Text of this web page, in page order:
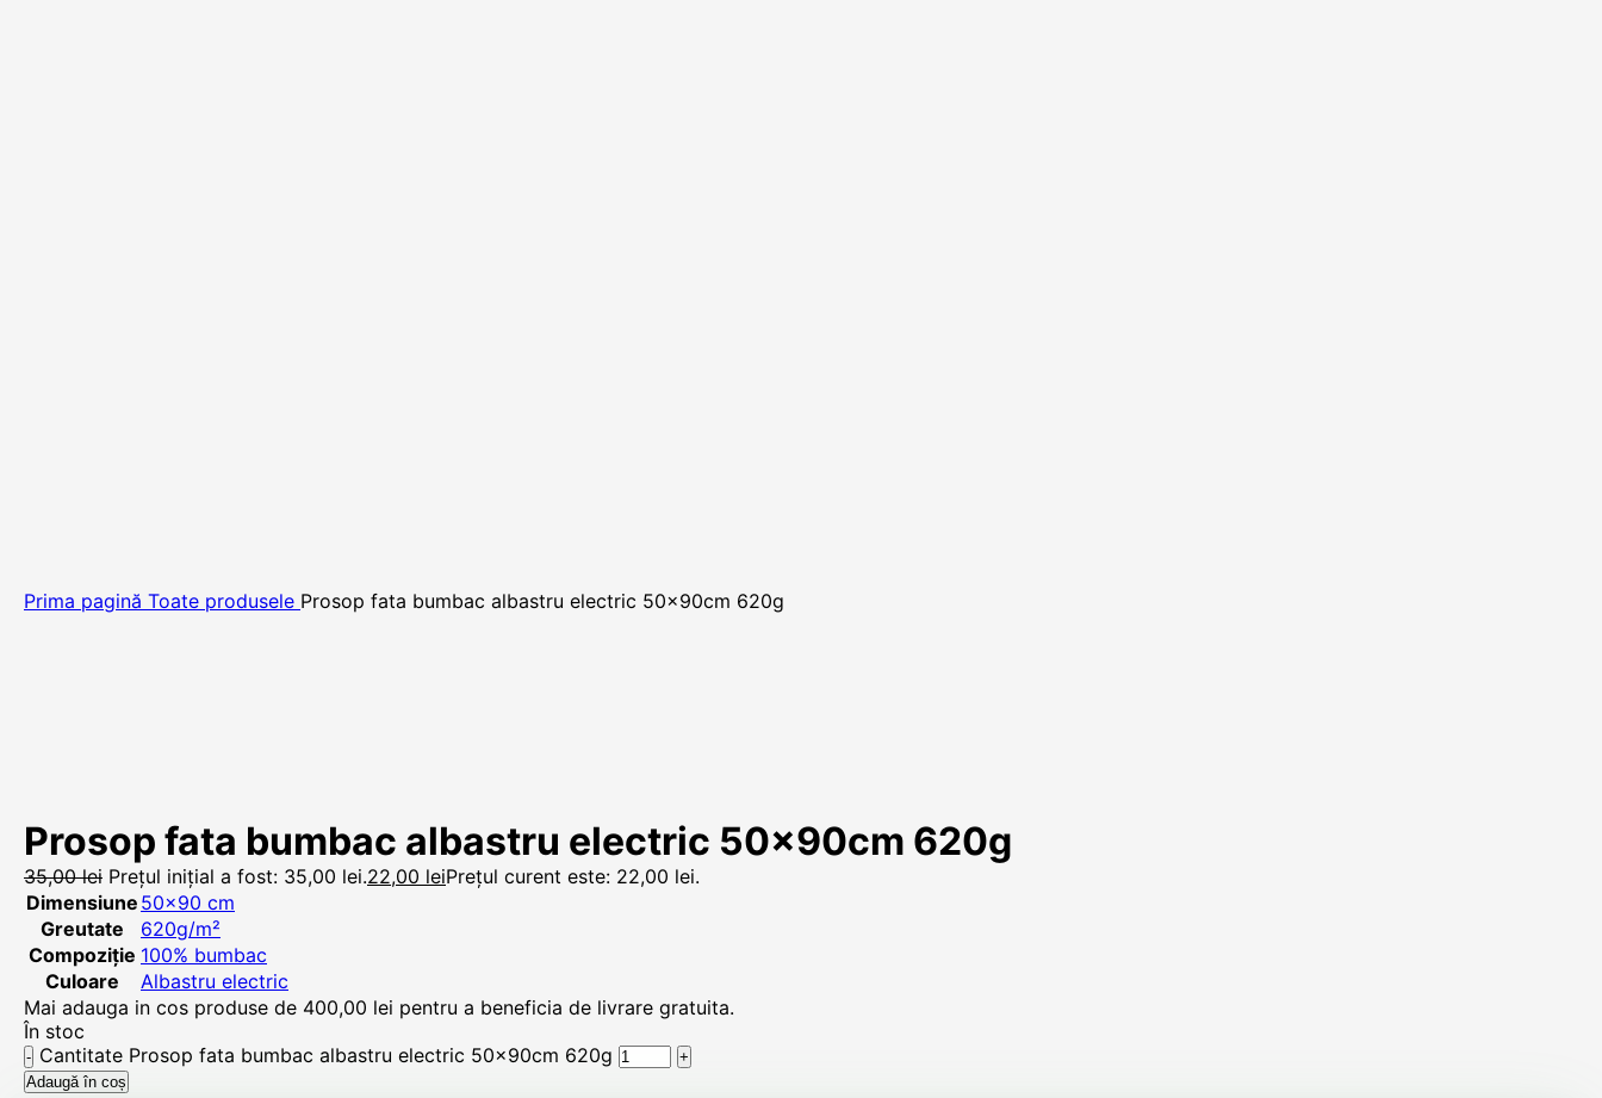
Prima pagină Toate produsele Prosop fata bumbac albastru electric 50x90cm 620g
Prosop fata bumbac albastru electric 50x90cm 620g
35,00lei Prețul inițial a fost: 35,00 lei.22,00 leiPrețul curent este: 22,00 lei.
Dimensiune 50×90 cm
Greutate
620g/m²
Compoziție 100% bumbac
Culoare
Albastru electric
Mai adauga in cos produse de 400,00 lei pentru a beneficia de livrare gratuita.
În stoc
Cantitate Prosop fata bumbac albastru electric 50x90cm 620g
Adaugă în coș